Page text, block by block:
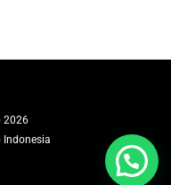
2026
Indonesia